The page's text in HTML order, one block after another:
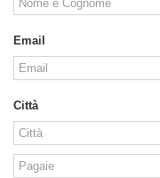
Email
Città